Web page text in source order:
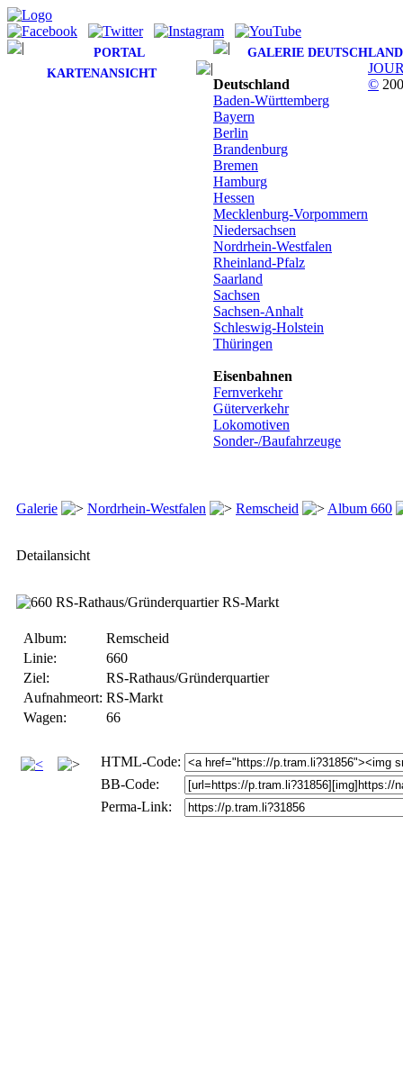
PORTAL
GALERIE DEUTSCHLAND
KARTENANSICHT
Deutschland
Baden-Württemberg
Bayern
Berlin
Brandenburg
Bremen
Hamburg
Hessen
Mecklenburg-Vorpommern
Niedersachsen
Nordrhein-Westfalen
Rheinland-Pfalz
Saarland
Sachsen
Sachsen-Anhalt
Schleswig-Holstein
Thüringen
Eisenbahnen
Fernverkehr
Güterverkehr
Lokomotiven
Sonder-/Baufahrzeuge
Galerie Nordrhein-Westfalen Remscheid Album 660
Detailansicht
Album:
Remscheid
Linie:
660
Ziel:
RS-Rathaus/Gründerquartier
Aufnahmeort: RS-Markt
Wagen:
66
HTML-Code:
BB-Code:
Perma-Link:
©